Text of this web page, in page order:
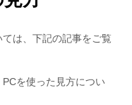
は、下記の記事をご覧
を使った見方につい